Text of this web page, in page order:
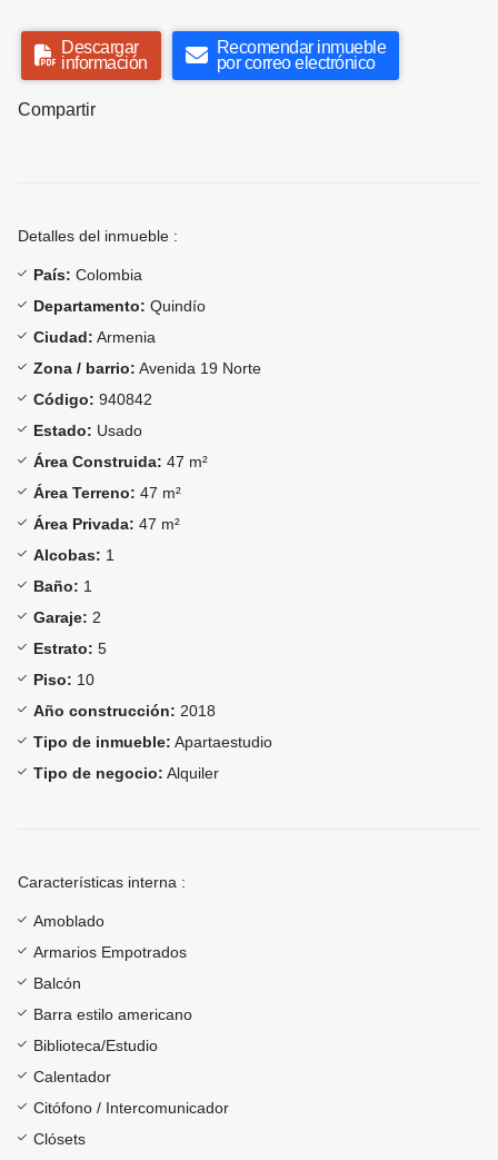
Descargar
información
Recomendar inmueble
por correo electrónico
Compartir
Detalles del inmueble :
País: Colombia
Departamento: Quindío
Ciudad: Armenia
Zona / barrio: Avenida 19 Norte
Código: 940842
Estado: Usado
Área Construida: 47 m²
Área Terreno: 47 m²
Área Privada: 47 m²
Alcobas: 1
Baño: 1
Garaje: 2
Estrato: 5
Piso: 10
Año construcción: 2018
Tipo de inmueble: Apartaestudio
Tipo de negocio: Alquiler
Características interna :
Amoblado
Armarios Empotrados
Balcón
Barra estilo americano
Biblioteca/Estudio
Calentador
Citófono / Intercomunicador
Clósets